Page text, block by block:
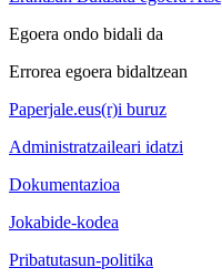
Egoera ondo bidali da
Errorea egoera bidaltzean
Paperjale.eus(r)i buruz
Administratzaileari idatzi
Dokumentazioa
Jokabide-kodea
Pribatutasun-politika